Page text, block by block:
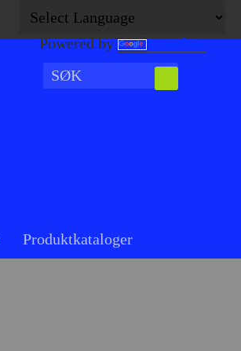
Produktkataloger
Powered by Translate